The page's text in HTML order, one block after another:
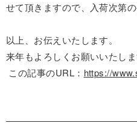
せて頂きますので、入荷次第の
以上、お伝えいたします。
来年もよろしくお願いいたしま
この記事のURL： https://